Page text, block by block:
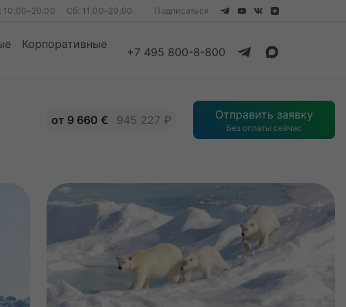
10:00–20:00 Сб: 11:00–20:00 Подписаться
Смотреть все
Корпоративные
+7 495 800-8-800
Смотреть все
от 9 660 € 945 227 ₽ Отправить заявку
Без оплаты сейчас